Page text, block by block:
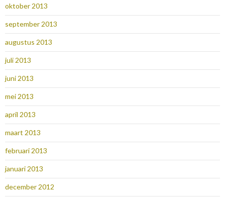
oktober 2013
september 2013
augustus 2013
juli 2013
juni 2013
mei 2013
april 2013
maart 2013
februari 2013
januari 2013
december 2012